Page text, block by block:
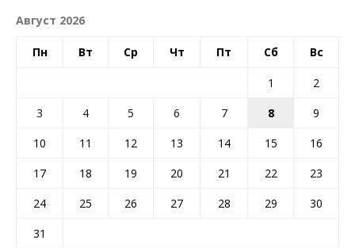
Август 2026
Пн Вт Ср Чт Пт Сб Вс
1
2
3
4 5 6 7 8
9
10
11 12 13 14 15
16
17
18 19 20 21 22
23
24
25 26 27 28 29
30
31